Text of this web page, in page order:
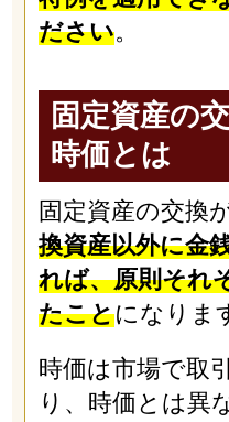
ださい。
固定資産の
時価とは
固定資産の交換
換資産以外に金
れば、原則それ
たことになりま
時価は市場で取
り、時価とは異